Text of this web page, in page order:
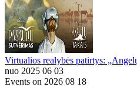
Virtualios realybės patirtys:
nuo 2025 06 03
Events on 2026 08 18